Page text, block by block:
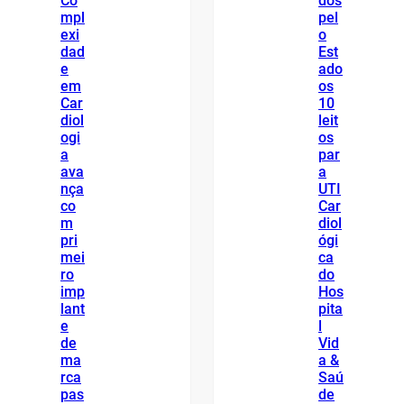
mpl
exi
dad
e
em
Car
diol
ogi
a
ava
nça
co
m
pri
mei
ro
imp
lant
e
de
ma
rca
pas
pel
o
Est
ado
os
10
leit
os
par
a
UTI
Car
diol
ógi
ca
do
Hos
pita
Vid
a &
Saú
de